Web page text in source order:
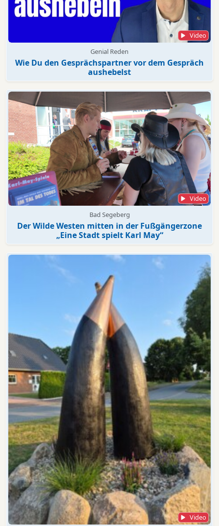
Video
Genial Reden
Wie Du den Gesprächspartner vor dem Gespräch
aushebelst
Video
Bad Segeberg
Der Wilde Westen mitten in der Fußgängerzone
„Eine Stadt spielt Karl May“
Video